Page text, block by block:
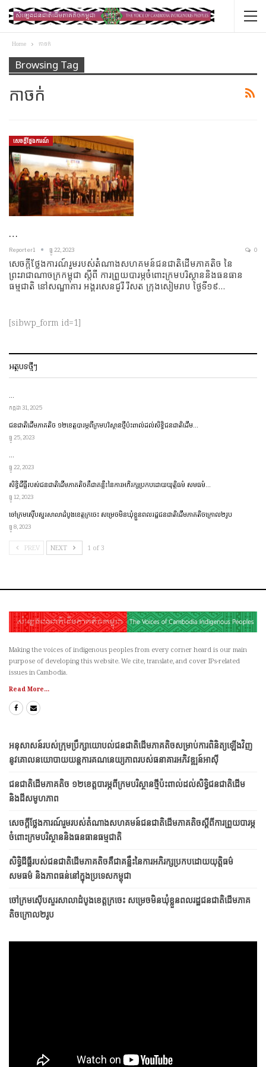
Home កាចក់
Browsing Tag
កាចក់
សេចក្ដីថ្លែងការណ៍
…
Reporter1 ធ្នូ 22, 2023 0
សេចក្តីថ្លែងការណ៍រួមរបស់តំណាងសហគមន៍ជនជាតិដើមភាគតិច នៃ
ព្រះរាជាណាចក្រកម្ពុជា ស្តីពី ការព្រួយបារម្ភចំពោះក្រមបរិស្ថាននិងធនធាន
ធម្មជាតិ នៅសណ្ឋាគារ អង្គរសេនជូរី រីសត ក្រុងសៀមរាប ថ្ងៃទី១៩…
[sibwp_form id=1]
អត្ថបទថ្មីៗ
កក្កដា 31, 2025
ជនជាតិ​ដើម​ភាគតិច ១២​ខេត្ត​​បារម្ភ​ពី​ក្រម​បរិស្ថាន​ថ្មី​ប៉ះពាល់​ដល់​សិទ្ធិ​ជនជាតិ​ដើម…
ធ្នូ 25, 2023
ធ្នូ 22, 2023
សិទ្ធិដីធ្លីរបស់ជនជាតិដើមភាគតិចគឺជាគន្លឹះនៃការអភិរក្សប្រកប​ដោយ​​យុត្តិធម៌ សមធម៌…
ធ្នូ 12, 2023
ចៅក្រមស៊ើបសួរសាលាដំបូងខេត្តក្រចេះ សម្រេចមិនឃុំខ្លួនពលរដ្ឋជនជាតិដើមភាគតិចក្រោល២រូប
ធ្នូ 8, 2023
PREV NEXT 1 of 3
Making the voices of indigenous peoples from every corner heard is our main
purpose of developing this website. We cite, translate, and cover IPs-related
issues in Cambodia.
Read More...
អនុសាសន៍របស់ក្រុមប្រឹក្សាយោបល់ជនជាតិដើមភាគតិចសម្រាប់ការពិនិត្យឡើងវិញ
នូវគោលនយោបាយយន្តការគណនេយ្យភាពរបស់ធនាគារអភិវឌ្ឍន៍អាស៊ី
ជនជាតិ​ដើម​ភាគតិច ១២​ខេត្ត​​បារម្ភ​ពី​ក្រម​បរិស្ថាន​ថ្មី​ប៉ះពាល់​ដល់​សិទ្ធិ​ជនជាតិ​ដើម
និង​ដី​សមូហភាព
សេចក្តីថ្លែងការណ៍រួមរបស់តំណាងសហគមន៍ជនជាតិដើមភាគតិចស្តីពីការព្រួយបារម្ភ
ចំពោះក្រមបរិស្ថាននិងធនធានធម្មជាតិ
សិទ្ធិដីធ្លីរបស់ជនជាតិដើមភាគតិចគឺជាគន្លឹះនៃការអភិរក្សប្រកប​ដោយ​​យុត្តិធម៌
សមធម៌ និងភាពធន់នៅក្នុងប្រទេសកម្ពុជា
ចៅក្រមស៊ើបសួរសាលាដំបូងខេត្តក្រចេះ សម្រេចមិនឃុំខ្លួនពលរដ្ឋជនជាតិដើមភាគ
តិចក្រោល២រូប